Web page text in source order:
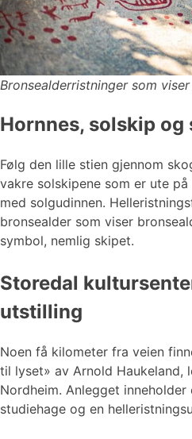
Bronsealderristninger som
Hornnes, solskip
Følg den lille stien gjennom
vakre solskipene som er ute
med solgudinnen.
bronsealder som viser
symbol, nemlig skipet.
Storedal
utstilling
Noen få kilometer fra veien
til lyset» av Arnold Haukeland,
Nordheim. Anlegget inneholder
studiehage og en